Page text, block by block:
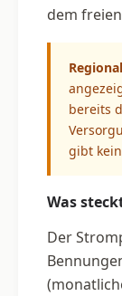
dem
bereits
gibt
Was
Der